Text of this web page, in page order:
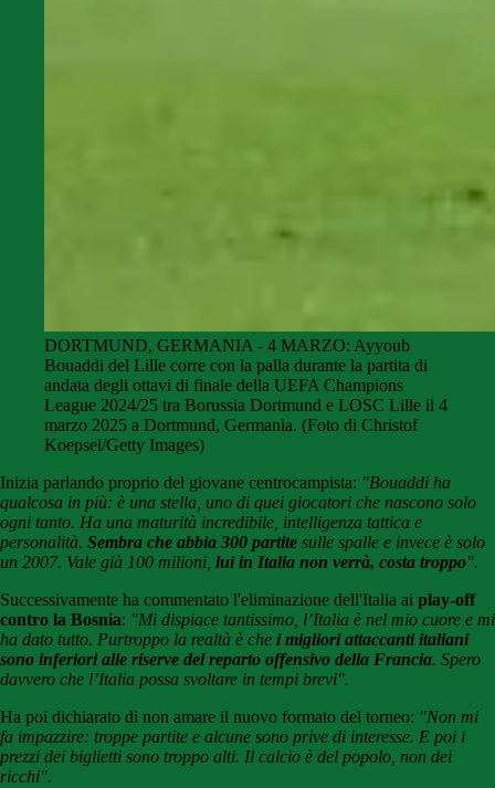
DORTMUND, GERMANIA - 4 MARZO: Ayyoub
Bouaddi del Lille corre con la palla durante la partita di
andata degli ottavi di finale della UEFA Champions
League 2024/25 tra Borussia Dortmund e LOSC Lille il 4
marzo 2025 a Dortmund, Germania. (Foto di Christof
Koepsel/Getty Images)
Inizia parlando proprio del giovane centrocampista: "Bouaddi ha
qualcosa in più: è una stella, uno di quei giocatori che nascono solo
ogni tanto. Ha una maturità incredibile, intelligenza tattica e
personalità. Sembra che abbia 300 partite sulle spalle e invece è solo
un 2007. Vale già 100 milioni, lui in Italia non verrà, costa troppo".
Successivamente ha commentato l'eliminazione dell'Italia ai play-off
contro la Bosnia: "Mi dispiace tantissimo, l’Italia è nel mio cuore e mi
ha dato tutto. Purtroppo la realtà è che i migliori attaccanti italiani
sono inferiori alle riserve del reparto offensivo della Francia. Spero
davvero che l’Italia possa svoltare in tempi brevi".
Ha poi dichiarato di non amare il nuovo formato del torneo: "Non mi
fa impazzire: troppe partite e alcune sono prive di interesse. E poi i
prezzi dei biglietti sono troppo alti. Il calcio è del popolo, non dei
ricchi".